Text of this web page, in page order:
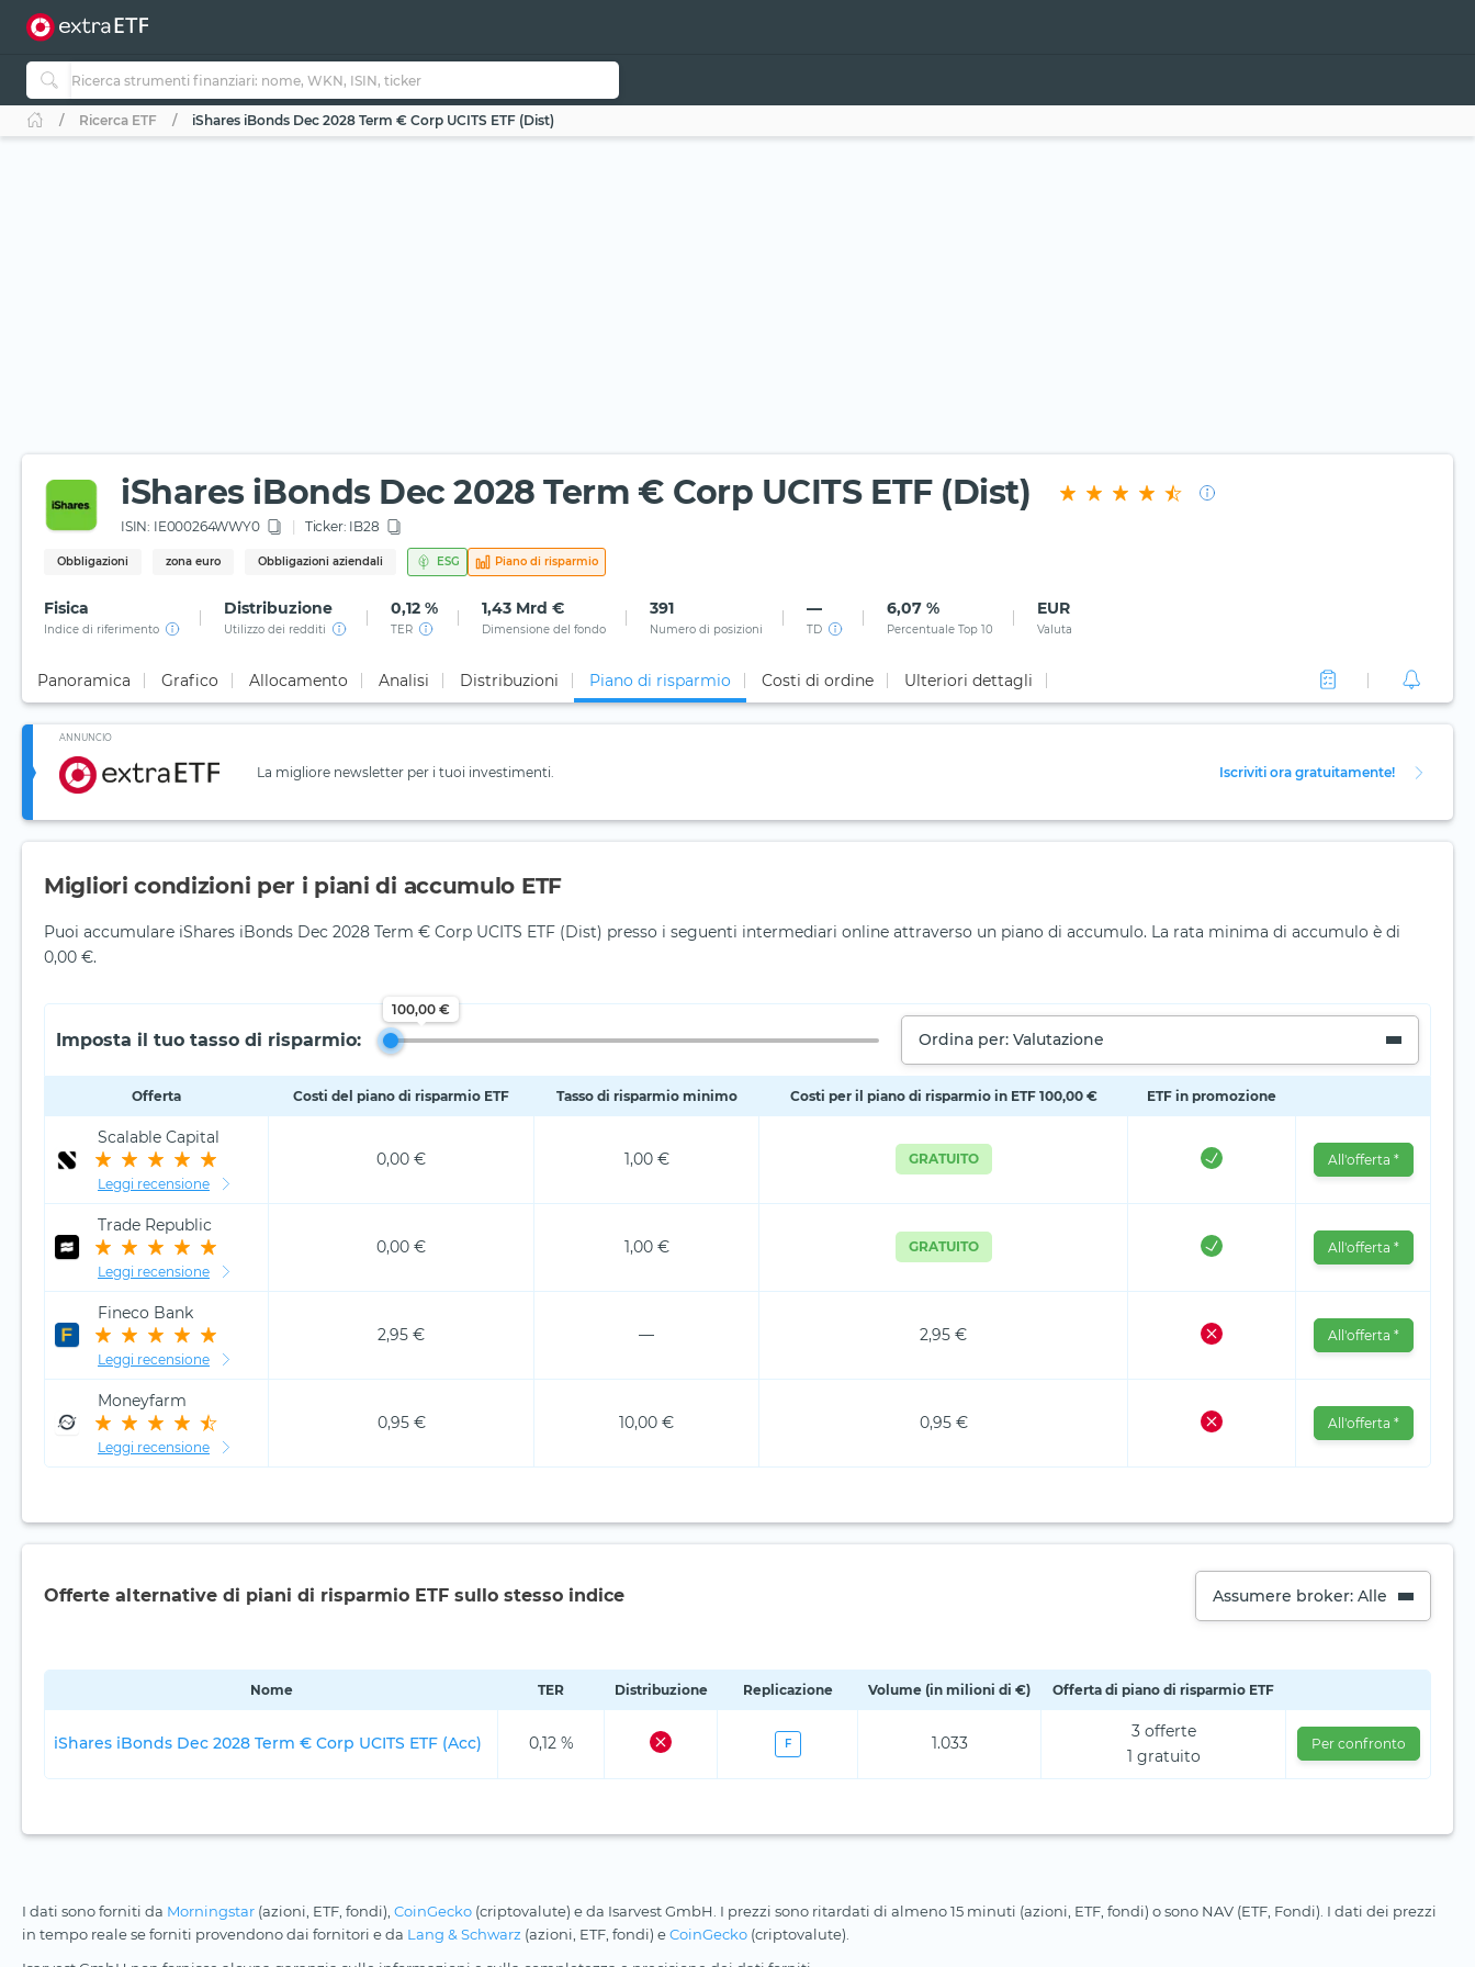
Ricerca ETF iShares iBonds Dec 2028 Term € Corp UCITS ETF (Dist)
iShares iBonds Dec 2028 Term € Corp UCITS ETF (Dist)
ISIN: IE000264WWY0 Ticker: IB28
Obbligazioni zona euro Obbligazioni aziendali ESG Piano di risparmio
Fisica
Indice di riferimento
Distribuzione
Utilizzo dei redditi
0,12 %
TER
1,43 Mrd €
Dimensione del fondo
391
Numero di posizioni
—
TD
6,07 %
Percentuale Top 10
EUR
Valuta
Panoramica Grafico Allocamento Analisi Distribuzioni Piano di risparmio Costi di ordine Ulteriori dettagli
ANNUNCIO
La migliore newsletter per i tuoi investimenti. Iscriviti ora gratuitamente!
Migliori condizioni per i piani di accumulo ETF
Puoi accumulare iShares iBonds Dec 2028 Term € Corp UCITS ETF (Dist) presso i seguenti intermediari online attraverso un piano di accumulo. La rata minima di accumulo è di
0,00 €.
Imposta il tuo tasso di risparmio:
100,00 €
Ordina per: Valutazione
Offerta Costi del piano di risparmio ETF Tasso di risparmio minimo Costi per il piano di risparmio in ETF 100,00 € ETF in promozione
Scalable Capital
Leggi recensione
0,00 € 1,00 € GRATUITO All'offerta *
Trade Republic
Leggi recensione
0,00 € 1,00 € GRATUITO All'offerta *
Fineco Bank
Leggi recensione
2,95 € — 2,95 € All'offerta *
Moneyfarm
Leggi recensione
0,95 € 10,00 € 0,95 € All'offerta *
Offerte alternative di piani di risparmio ETF sullo stesso indice Assumere broker: Alle
Nome TER Distribuzione Replicazione Volume (in milioni di €) Offerta di piano di risparmio ETF
iShares iBonds Dec 2028 Term € Corp UCITS ETF (Acc) 0,12 % F 1.033
3 offerte
1 gratuito
Per confronto
I dati sono forniti da Morningstar (azioni, ETF, fondi), CoinGecko (criptovalute) e da Isarvest GmbH. I prezzi sono ritardati di almeno 15 minuti (azioni, ETF, fondi) o sono NAV (ETF, Fondi). I dati dei prezzi
in tempo reale se forniti provendono dai fornitori e da Lang & Schwarz (azioni, ETF, fondi) eCoinGecko (criptovalute).